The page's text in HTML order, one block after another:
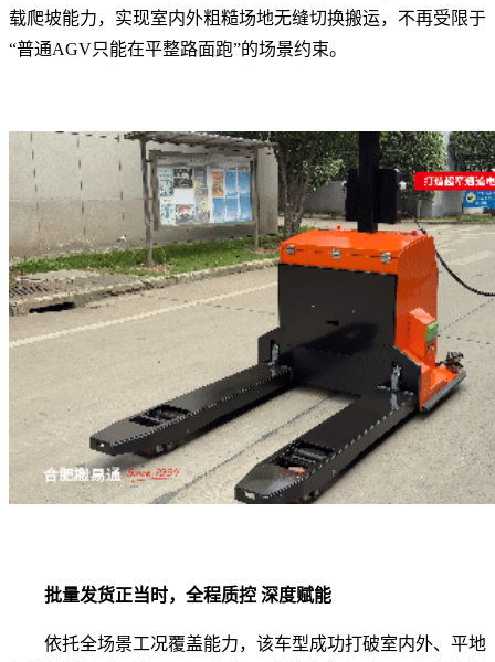
载爬坡能力，实现室内外粗糙场地无缝切换搬运，不再受限于
“普通AGV只能在平整路面跑”的场景约束。
批量发货正当时，全程质控 深度赋能
依托全场景工况覆盖能力，该车型成功打破室内外、平地